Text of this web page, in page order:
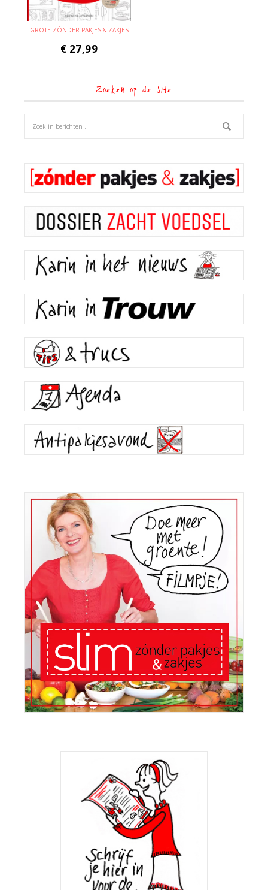
GROTE ZÓNDER PAKJES & ZAKJES
€ 27,99
Zoeken op de site